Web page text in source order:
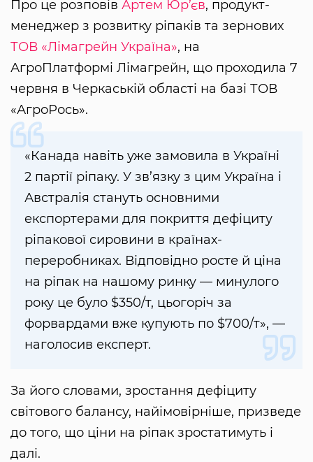
Про це розповів Артем Юр’єв, продукт-
менеджер з розвитку ріпаків та зернових
ТОВ «Лімагрейн Україна», на
АгроПлатформі Лімагрейн, що проходила 7
червня в Черкаській області на базі ТОВ
«АгроРось».
«Канада навіть уже замовила в Україні
2 партії ріпаку. У зв’язку з цим Україна і
Австралія стануть основними
експортерами для покриття дефіциту
ріпакової сировини в країнах-
переробниках. Відповідно росте й ціна
на ріпак на нашому ринку — минулого
року це було $350/т, цьогоріч за
форвардами вже купують по $700/т», —
наголосив експерт.
За його словами, зростання дефіциту
світового балансу, найімовірніше, призведе
до того, що ціни на ріпак зростатимуть і
далі.